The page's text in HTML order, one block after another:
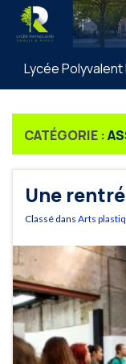
Lycée Polyvalent
CATÉGORIE :
Une
Classé dans Arts